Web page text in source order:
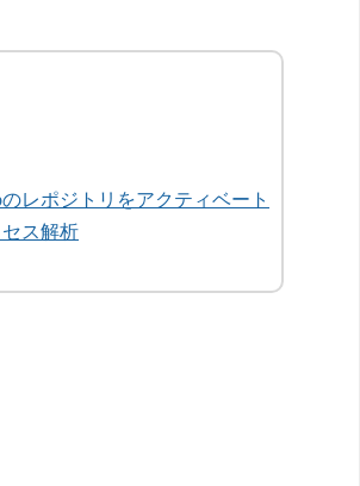
レポジトリをアクティベート
ス解析